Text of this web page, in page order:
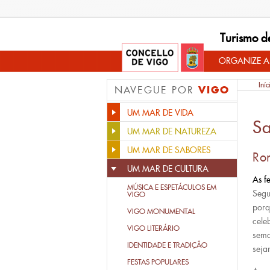
Turismo
ORGANIZE
NAVEGUE POR VIGO
UM MAR DE VIDA
UM MAR DE NATUREZA
UM MAR DE SABORES
UM MAR DE CULTURA
MÚSICA E ESPETÁCULOS EM
VIGO
VIGO MONUMENTAL
VIGO LITERÁRIO
IDENTIDADE E TRADIÇÂO
FESTAS POPULARES
As